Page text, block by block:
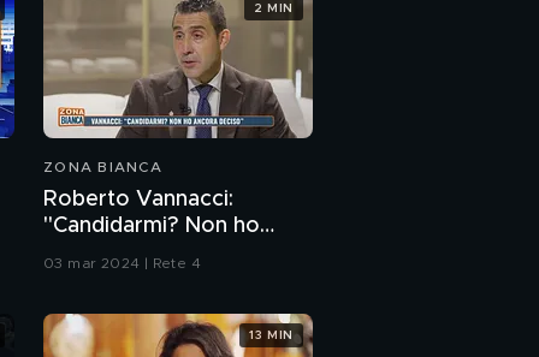
ZONA BIANCA
Roberto Vannacci:
"Candidarmi? Non ho
ancora deciso"
03 mar 2024 | Rete 4
2 MIN
13 MIN